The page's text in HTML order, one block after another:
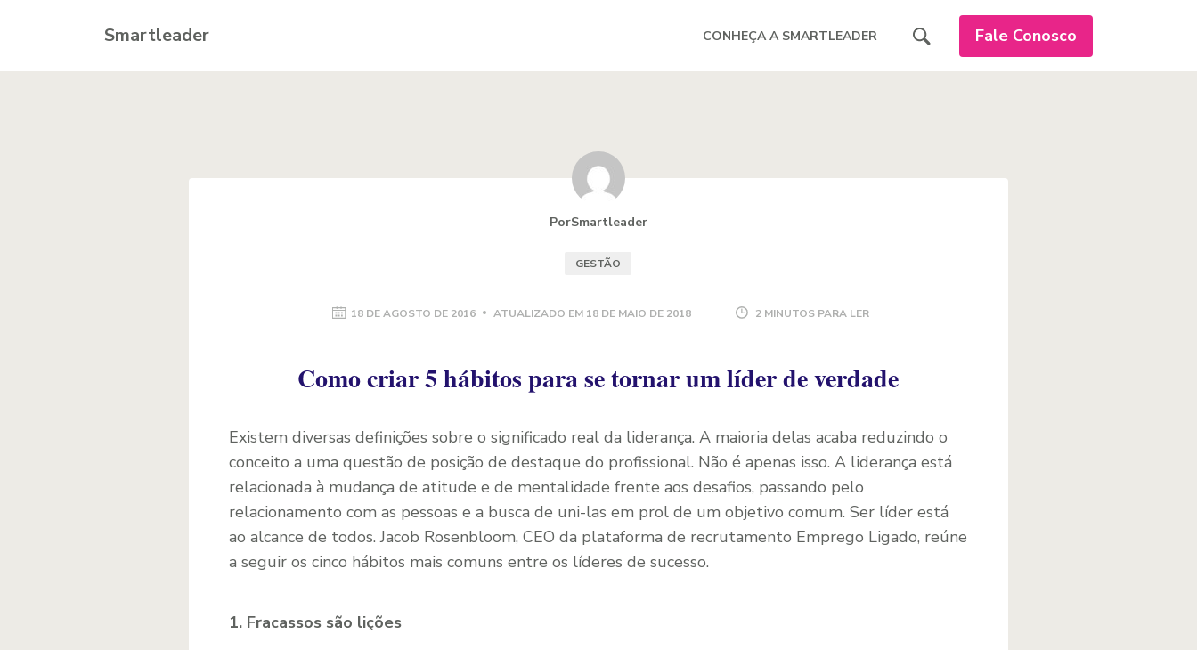
Smartleader CONHEÇA A SMARTLEADER Fale Conosco
PorSmartleader
GESTÃO
18 DE AGOSTO DE 2016 ATUALIZADO EM 18 DE MAIO DE 2018 2 MINUTOS PARA LER
Como criar 5 hábitos para se tornar um líder de verdade
Existem diversas definições sobre o significado real da liderança. A maioria delas acaba reduzindo o
conceito a uma questão de posição de destaque do profissional. Não é apenas isso. A liderança está
relacionada à mudança de atitude e de mentalidade frente aos desafios, passando pelo
relacionamento com as pessoas e a busca de uni-las em prol de um objetivo comum. Ser líder está
ao alcance de todos. Jacob Rosenbloom, CEO da plataforma de recrutamento Emprego Ligado, reúne
a seguir os cinco hábitos mais comuns entre os líderes de sucesso.
1. Fracassos são lições